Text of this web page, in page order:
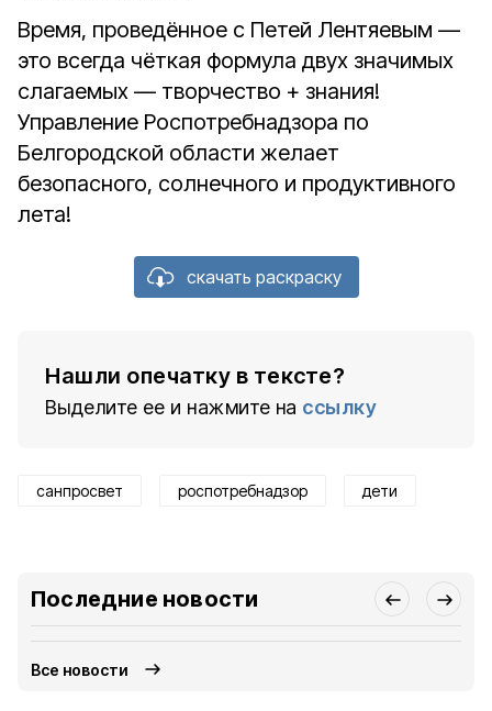
Время, проведённое с Петей Лентяевым —
это всегда чёткая формула двух значимых
слагаемых — творчество + знания!
Управление Роспотребнадзора по
Белгородской области желает
безопасного, солнечного и продуктивного
лета!
скачать раскраску
Нашли опечатку в тексте?
Выделите ее и нажмите на ссылку
санпросвет роспотребнадзор дети
Последние новости
Все новости